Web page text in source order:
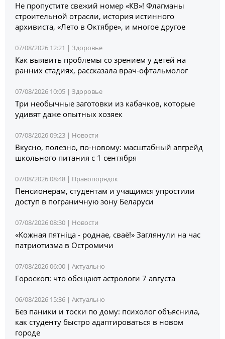
Не пропустите свежий номер «КВ»! Флагманы
строительной отрасли, история истинного
архивиста, «Лето в Октябре», и многое другое
07/08/2026 12:21 | Здоровье
Как выявить проблемы со зрением у детей на
ранних стадиях, рассказала врач-офтальмолог
07/08/2026 10:05 | Здоровье
Три необычные заготовки из кабачков, которые
удивят даже опытных хозяек
07/08/2026 09:23 | Новости
Вкусно, полезно, по-новому: масштабный апгрейд
школьного питания с 1 сентября
07/08/2026 08:48 | Правопорядок
Пенсионерам, студентам и учащимся упростили
доступ в пограничную зону Беларуси
07/08/2026 08:30 | Новости
«Кожная пятніца - роднае, сваё!» Заглянули на час
патриотизма в Остромичи
07/08/2026 06:00 | Актуально
Гороскоп: что обещают астрологи 7 августа
06/08/2026 15:36 | Актуально
Без паники и тоски по дому: психолог объяснила,
как студенту быстро адаптироваться в новом
городе